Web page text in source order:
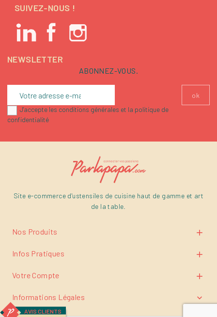
SUIVEZ-NOUS !
NEWSLETTER
ABONNEZ-VOUS.
J'accepte les conditions générales et la politique de
confidentialité
Site e-commerce d'ustensiles de cuisine haut de gamme et art
de la table.
Nos Produits 
Infos Pratiques 
Votre Compte 
Informations Légales 
AVIS CLIENTS